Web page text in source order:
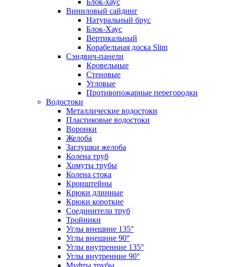
Виниловый сайдинг
Натуральный брус
Блок-Хаус
Вертикальный
Корабельная доска Slim
Сэндвич-панели
Кровельные
Стеновые
Угловые
Противопожарные перегородки
Водостоки
Металлические водостоки
Пластиковые водостоки
Воронки
Желоба
Заглушки желоба
Колена труб
Хомуты трубы
Колена стока
Кронштейны
Крюки длинные
Крюки короткие
Соединители труб
Тройники
Углы внешние 135°
Углы внешние 90°
Углы внутренние 135°
Углы внутренние 90°
Муфты трубы